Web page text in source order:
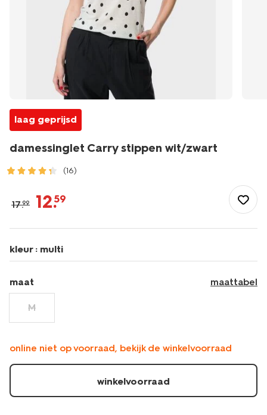
laag geprijsd
damessinglet Carry stippen wit/zwart
(16)
tops/singlets/damessinglet-
carry-
wit%2Fzwart-
36249660WHITEBLACK.html
17.99 12.59
kleur : multi
maat maattabel
M
online niet op voorraad, bekijk de winkelvoorraad
winkelvoorraad